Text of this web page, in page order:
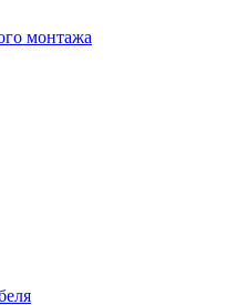
монтажа